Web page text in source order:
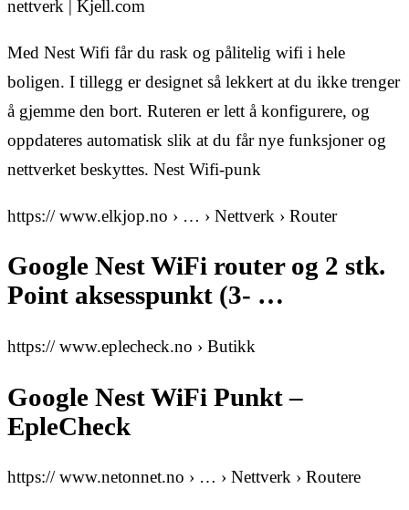
nettverk | Kjell.com
Med Nest Wifi får du rask og pålitelig wifi i hele
boligen. I tillegg er designet så lekkert at du ikke trenger
å gjemme den bort. Ruteren er lett å konfigurere, og
oppdateres automatisk slik at du får nye funksjoner og
nettverket beskyttes. Nest Wifi-punk
https:// www.elkjop.no › … › Nettverk › Router
Google Nest WiFi router og 2 stk.
Point aksesspunkt (3- …
https:// www.eplecheck.no › Butikk
Google Nest WiFi Punkt –
EpleCheck
https:// www.netonnet.no › … › Nettverk › Routere